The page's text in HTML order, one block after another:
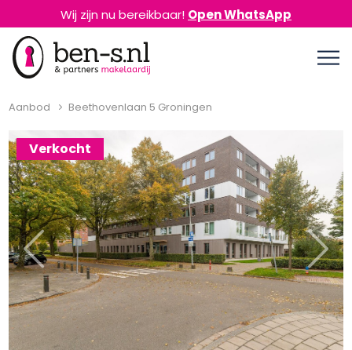
Wij zijn nu bereikbaar! Open WhatsApp
Aanbod Beethovenlaan 5 Groningen
Verkocht
Previous Next